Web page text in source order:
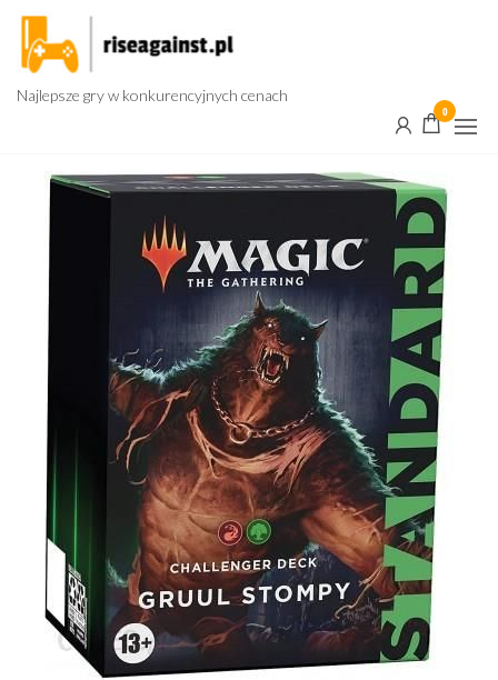
Przejdź
treści
Najlepsze gry w konkurencyjnych cenach
0